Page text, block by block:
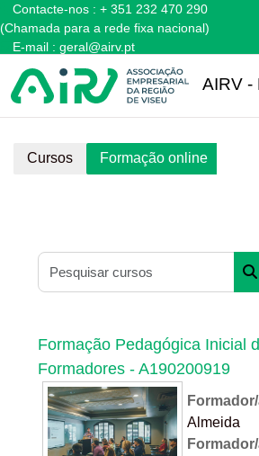
Contacte-nos : + 351 232 470 290
(Chamada para a rede fixa nacional)
E-mail : geral@airv.pt
AIRV -
Cursos Formação online
Formação Pedagógica Inicial
Formadores - A190200919
Almeida